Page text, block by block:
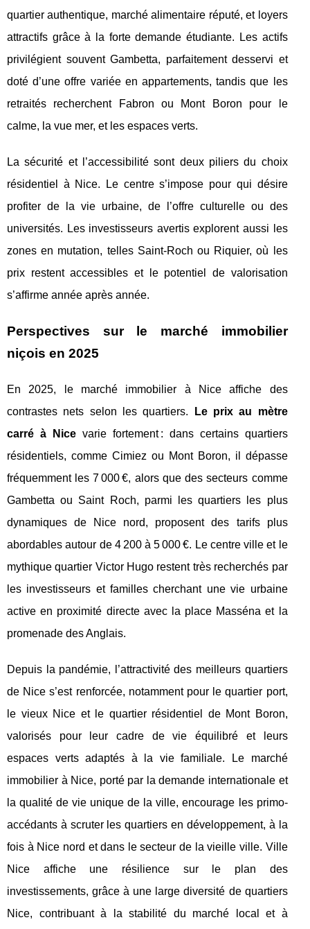
quartier authentique, marché alimentaire réputé, et loyers
attractifs grâce à la forte demande étudiante. Les actifs
privilégient souvent Gambetta, parfaitement desservi et
doté d’une offre variée en appartements, tandis que les
retraités recherchent Fabron ou Mont Boron pour le
calme, la vue mer, et les espaces verts.
La sécurité et l’accessibilité sont deux piliers du choix
résidentiel à Nice. Le centre s’impose pour qui désire
profiter de la vie urbaine, de l’offre culturelle ou des
universités. Les investisseurs avertis explorent aussi les
zones en mutation, telles Saint-Roch ou Riquier, où les
prix restent accessibles et le potentiel de valorisation
s’affirme année après année.
Perspectives sur le marché immobilier
niçois en 2025
En 2025, le marché immobilier à Nice affiche des
contrastes nets selon les quartiers.
Le prix au mètre
carré à Nicevarie fortement : dans certains quartiers
résidentiels, comme Cimiez ou Mont Boron, il dépasse
fréquemment les 7 000 €, alors que des secteurs comme
Gambetta ou Saint Roch, parmi les quartiers les plus
dynamiques de Nice nord, proposent des tarifs plus
abordables autour de 4 200 à 5 000 €. Le centre ville et le
mythique quartier Victor Hugo restent très recherchés par
les investisseurs et familles cherchant une vie urbaine
active en proximité directe avec la place Masséna et la
promenade des Anglais.
Depuis la pandémie, l’attractivité des meilleurs quartiers
de Nice s’est renforcée, notamment pour le quartier port,
le vieux Nice et le quartier résidentiel de Mont Boron,
valorisés pour leur cadre de vie équilibré et leurs
espaces verts adaptés à la vie familiale. Le marché
immobilier à Nice, porté par la demande internationale et
la qualité de vie unique de la ville, encourage les primo-
accédants à scruter les quartiers en développement, à la
fois à Nice nord et dans le secteur de la vieille ville. Ville
Nice affiche une résilience sur le plan des
investissements, grâce à une large diversité de quartiers
Nice, contribuant à la stabilité du marché local et à